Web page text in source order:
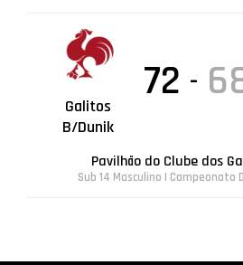
Galitos
B/Dunik
72 -
Pavilhão do Clube dos
Sub 14 Masculino | Campeonato